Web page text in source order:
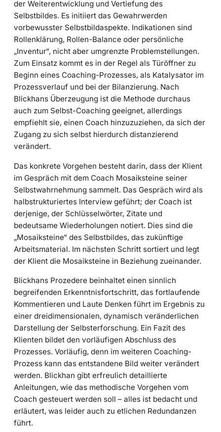
der Weiterentwicklung und Vertiefung des
Selbstbildes. Es initiiert das Gewahrwerden
vorbewusster Selbstbildaspekte. Indikationen sind
Rollenklärung, Rollen-Balance oder persönliche
„Inventur“, nicht aber umgrenzte Problemstellungen.
Zum Einsatz kommt es in der Regel als Türöffner zu
Beginn eines Coaching-Prozesses, als Katalysator im
Prozessverlauf und bei der Bilanzierung. Nach
Blickhans Überzeugung ist die Methode durchaus
auch zum Selbst-Coaching geeignet, allerdings
empfiehlt sie, einen Coach hinzuzuziehen, da sich der
Zugang zu sich selbst hierdurch distanzierend
verändert.
Das konkrete Vorgehen besteht darin, dass der Klient
im Gespräch mit dem Coach Mosaiksteine seiner
Selbstwahrnehmung sammelt. Das Gespräch wird als
halbstrukturiertes Interview geführt; der Coach ist
derjenige, der Schlüsselwörter, Zitate und
bedeutsame Wiederholungen notiert. Dies sind die
„Mosaiksteine“ des Selbstbildes, das zukünftige
Arbeitsmaterial. Im nächsten Schritt sortiert und legt
der Klient die Mosaiksteine in Beziehung zueinander.
Blickhans Prozedere beinhaltet einen sinnlich
begreifenden Erkenntnisfortschritt, das fortlaufende
Kommentieren und Laute Denken führt im Ergebnis zu
einer dreidimensionalen, dynamisch veränderlichen
Darstellung der Selbsterforschung. Ein Fazit des
Klienten bildet den vorläufigen Abschluss des
Prozesses. Vorläufig, denn im weiteren Coaching-
Prozess kann das entstandene Bild weiter verändert
werden. Blickhan gibt erfreulich detaillierte
Anleitungen, wie das methodische Vorgehen vom
Coach gesteuert werden soll – alles ist bedacht und
erläutert, was leider auch zu etlichen Redundanzen
führt.